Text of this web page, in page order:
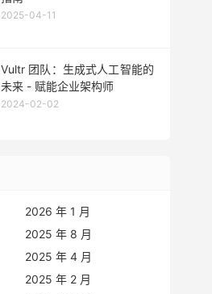
2025-04-11
Vultr 团队：生成式人工智能的
未来 - 赋能企业架构师
2024-02-02
2026 年 1 月
2025 年 8 月
2025 年 4 月
2025 年 2 月